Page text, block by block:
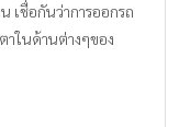
เชื่อกันว่าการออกรถ
าในด้านต่างๆของ